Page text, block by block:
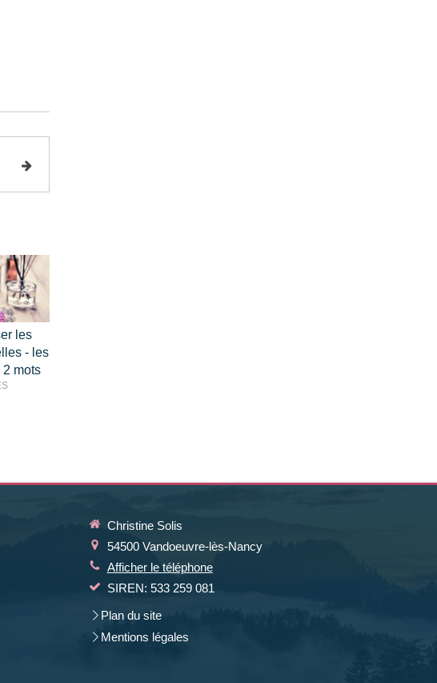
les
- les
mots
Christine Solis
54500 Vandoeuvre-lès-Nancy
Afficher le téléphone
SIREN: 533 259 081
Plan du site
Mentions légales
pour contrôler la manière dont vos informations sont manipulées.